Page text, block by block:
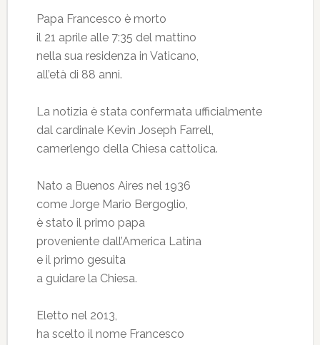
Papa Francesco è morto
il 21 aprile alle 7:35 del mattino
nella sua residenza in Vaticano,
all’età di 88 anni.
La notizia è stata confermata ufficialmente
dal cardinale Kevin Joseph Farrell,
camerlengo della Chiesa cattolica.
Nato a Buenos Aires nel 1936
come Jorge Mario Bergoglio,
è stato il primo papa
proveniente dall’America Latina
e il primo gesuita
a guidare la Chiesa.
Eletto nel 2013,
ha scelto il nome Francesco